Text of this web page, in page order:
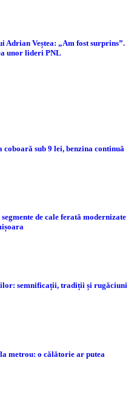
Adrian Veștea: „Am fost surprins”.
unor lideri PNL
sub 9 lei, benzina continuă
de cale ferată modernizate
semnificații, tradiții și rugăciuni
metrou: o călătorie ar putea